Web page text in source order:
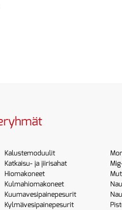
Kalustemoduulit
Katkaisu- ja jiirisahat
Hiomakoneet
Kulmahiomakoneet
Kuumavesipainepesurit
Kylmävesipainepesurit